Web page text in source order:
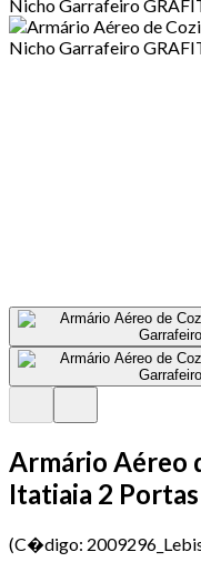
Armário Aéreo
Itatiaia 2
(C�digo: